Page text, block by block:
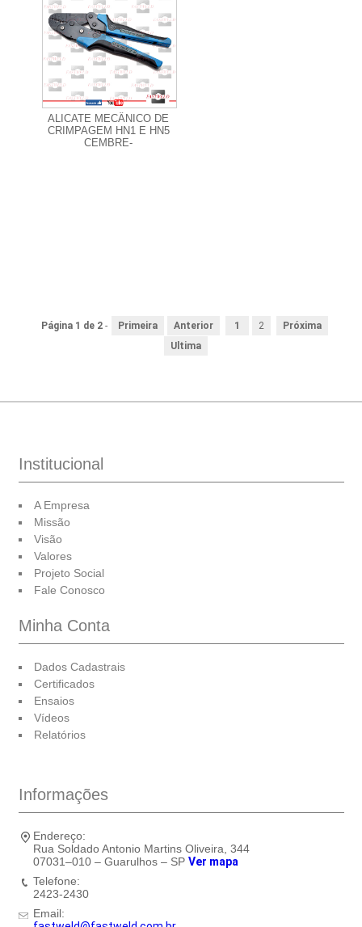
+ Informações
ALICATE MECÂNICO DE
CRIMPAGEM HN1 E HN5
CEMBRE-
Página 1 de 2- Primeira Anterior 1 2
Próxima
Ultima
Institucional
A Empresa
Missão
Visão
Valores
Projeto Social
Fale Conosco
Minha Conta
Dados Cadastrais
Certificados
Ensaios
Vídeos
Relatórios
Informações
Endereço:
Rua Soldado Antonio Martins Oliveira, 344
07031–010 – Guarulhos – SP Ver mapa
Telefone:
2423-2430
Email: